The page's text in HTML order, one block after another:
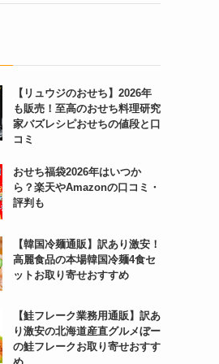
【リュウジのおせち】2026年
も販売！至高のおせち料理研究
家バズレシピおせちの値段と口
コミ
おせち福袋2026年はいつか
ら？楽天やAmazonの口コミ・
評判も
【韓国冷麺通販】訳あり激安！
高麗食品の本場韓国冷麺4食セ
ットお取り寄せおすすめ
【鮭フレーク業務用通販】訳あ
り激安の北海道産直グルメぼー
の鮭フレークお取り寄せおすす